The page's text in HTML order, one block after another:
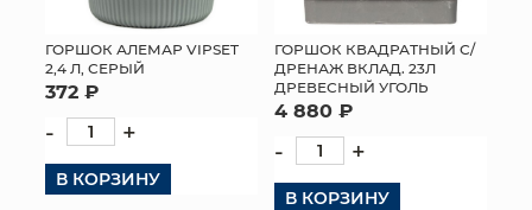
ТОРГОВЫЙ ЦЕНТР
ОПТОВЫМ КЛИЕНТАМ
ДОСТАВКА И ОПЛАТА
ГОРШОК АЛЕМАР VIPSET
2,4 Л, СЕРЫЙ
372 ₽
- +
В КОРЗИНУ
ГОРШОК КВАДРАТНЫЙ С/
ДРЕНАЖ ВКЛАД. 23Л
ДРЕВЕСНЫЙ УГОЛЬ
4 880 ₽
- +
В КОРЗИНУ